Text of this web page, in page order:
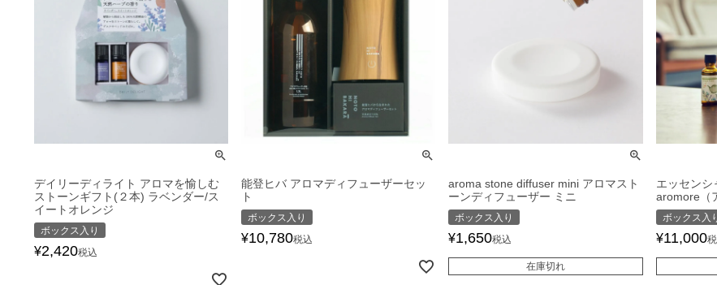
デイリーディライト アロマを愉しむ
ストーンギフト(２本) ラベンダー/ス
イートオレンジ
ボックス入り
¥2,420税込
能登ヒバ アロマディフューザーセッ
ト
ボックス入り
¥10,780税込
aroma stone diffuser mini アロマスト
ーンディフューザー ミニ
ボックス入り
¥1,650税込
在庫切れ
エッセンシ
aromore（
ボックス入
¥11,000